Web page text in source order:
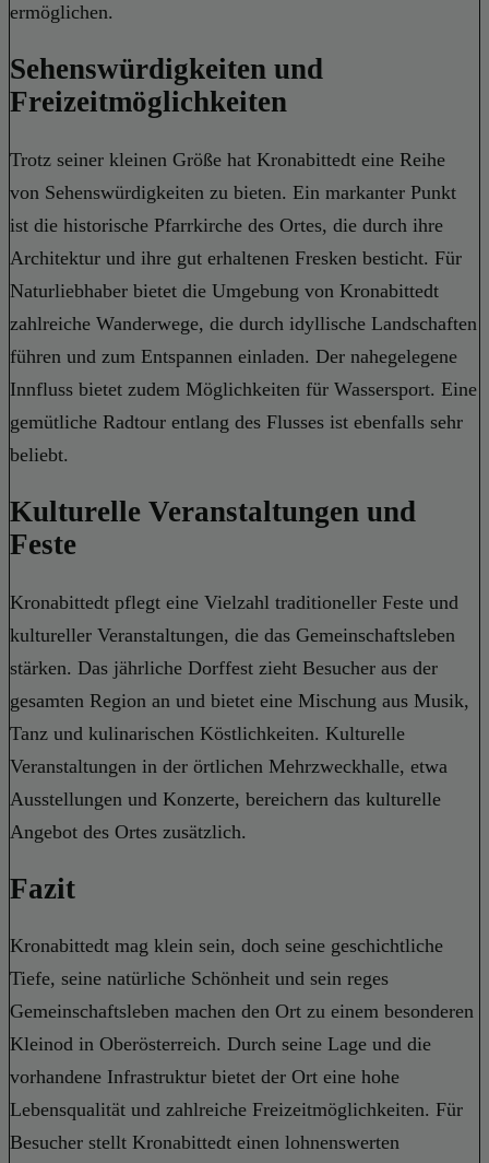
ermöglichen.
Sehenswürdigkeiten und
Freizeitmöglichkeiten
Trotz seiner kleinen Größe hat Kronabittedt eine Reihe
von Sehenswürdigkeiten zu bieten. Ein markanter Punkt
ist die historische Pfarrkirche des Ortes, die durch ihre
Architektur und ihre gut erhaltenen Fresken besticht. Für
Naturliebhaber bietet die Umgebung von Kronabittedt
zahlreiche Wanderwege, die durch idyllische Landschaften
führen und zum Entspannen einladen. Der nahegelegene
Innfluss bietet zudem Möglichkeiten für Wassersport. Eine
gemütliche Radtour entlang des Flusses ist ebenfalls sehr
beliebt.
Kulturelle Veranstaltungen und
Feste
Kronabittedt pflegt eine Vielzahl traditioneller Feste und
kultureller Veranstaltungen, die das Gemeinschaftsleben
stärken. Das jährliche Dorffest zieht Besucher aus der
gesamten Region an und bietet eine Mischung aus Musik,
Tanz und kulinarischen Köstlichkeiten. Kulturelle
Veranstaltungen in der örtlichen Mehrzweckhalle, etwa
Ausstellungen und Konzerte, bereichern das kulturelle
Angebot des Ortes zusätzlich.
Fazit
Kronabittedt mag klein sein, doch seine geschichtliche
Tiefe, seine natürliche Schönheit und sein reges
Gemeinschaftsleben machen den Ort zu einem besonderen
Kleinod in Oberösterreich. Durch seine Lage und die
vorhandene Infrastruktur bietet der Ort eine hohe
Lebensqualität und zahlreiche Freizeitmöglichkeiten. Für
Besucher stellt Kronabittedt einen lohnenswerten